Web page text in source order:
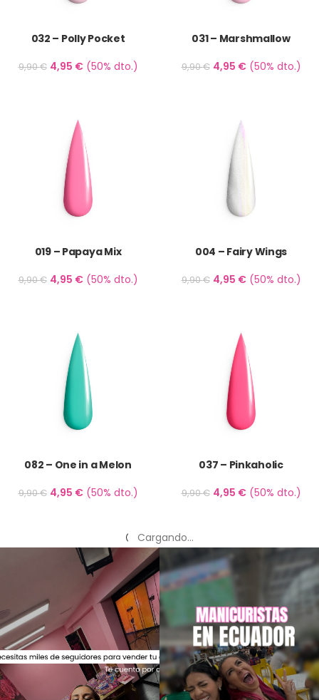
032 – Polly Pocket
9,90€ 4,95 €(50% dto.)
031 – Marshmallow
9,90€ 4,95 €(50% dto.)
019 – Papaya Mix
9,90€ 4,95 €(50% dto.)
004 – Fairy Wings
9,90€ 4,95 €(50% dto.)
082 – One in a Melon
9,90€ 4,95 €(50% dto.)
037 – Pinkaholic
9,90€ 4,95 €(50% dto.)
Ver más productos